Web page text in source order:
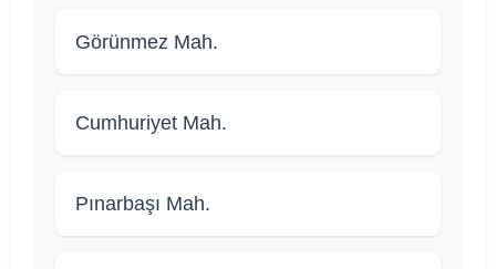
Görünmez Mah.
Cumhuriyet Mah.
Pınarbaşı Mah.